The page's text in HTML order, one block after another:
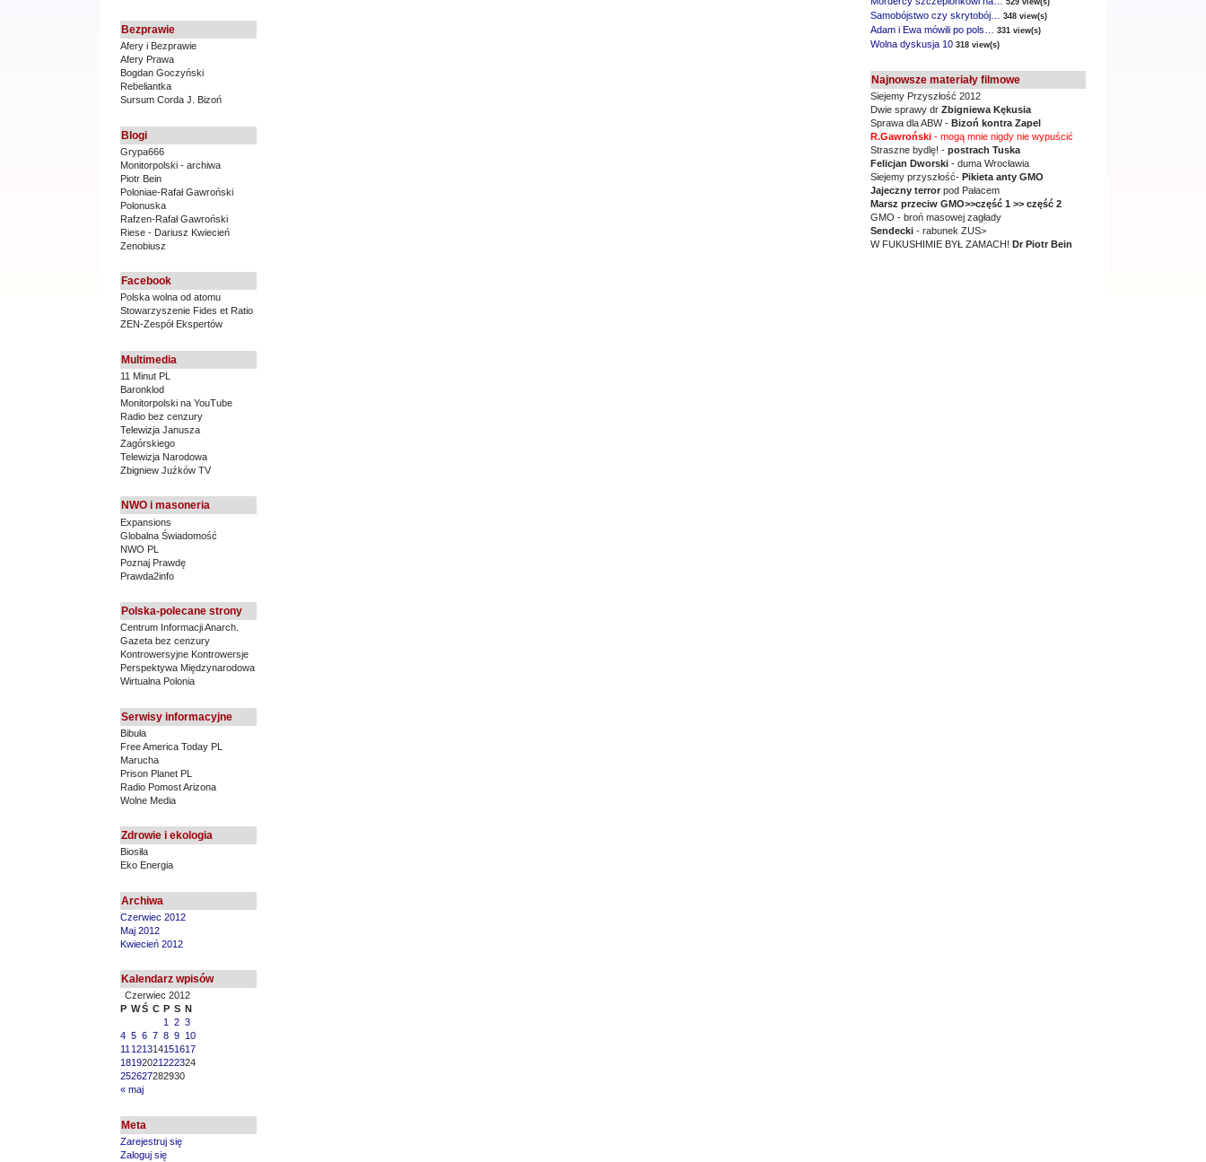
Bezprawie
Afery i Bezprawie
Afery Prawa
Bogdan Goczyński
Rebeliantka
Sursum Corda J. Bizoń
Blogi
Grypa666
Monitorpolski - archiwa
Piotr Bein
Poloniae-Rafał Gawroński
Polonuska
Rafzen-Rafał Gawroński
Riese - Dariusz Kwiecień
Zenobiusz
Facebook
Polska wolna od atomu
Stowarzyszenie Fides et Ratio
ZEN-Zespół Ekspertów
Multimedia
11 Minut PL
Baronklod
Monitorpolski na YouTube
Radio bez cenzury
Telewizja Janusza
Zagórskiego
Telewizja Narodowa
Zbigniew Juźków TV
NWO i masoneria
Expansions
Globalna Świadomość
NWO PL
Poznaj Prawdę
Prawda2info
Polska-polecane strony
Centrum Informacji Anarch.
Gazeta bez cenzury
Kontrowersyjne Kontrowersje
Perspektywa Międzynarodowa
Wirtualna Polonia
Serwisy informacyjne
Bibuła
Free America Today PL
Marucha
Prison Planet PL
Radio Pomost Arizona
Wolne Media
Zdrowie i ekologia
Biosiła
Eko Energia
Archiwa
Czerwiec 2012
Maj 2012
Kwiecień 2012
Kalendarz wpisów
Czerwiec 2012
P WŚ C P S N
« maj
1 2 3
4 5 6 7 8 9 10
11121314151617
18192021222324
252627282930
Meta
Zarejestruj się
Zaloguj się
Samobójstwo czy skrytobój… 348 view(s)
Adam i Ewa mówili po pols… 331 view(s)
Wolna dyskusja 10 318 view(s)
Najnowsze materiały filmowe
Siejemy Przyszłość 2012
Dwie sprawy dr Zbigniewa Kękusia
Sprawa dla ABW - Bizoń kontra Zapel
R.Gawroński- mogą mnie nigdy nie wypuścić
Straszne bydlę! - postrach Tuska
Felicjan Dworski- duma Wrocławia
Siejemy przyszłość- Pikieta anty GMO
Jajeczny terrorpod Pałacem
Marsz przeciw GMO>>część 1 >> część 2
GMO - broń masowej zagłady
Sendecki- rabunek ZUS>
W FUKUSHIMIE BYŁ ZAMACH! Dr Piotr Bein